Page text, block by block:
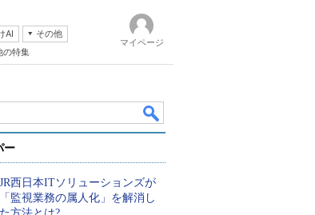
AI
その他
の特集
マイページ
ー
JR西日本ITソリューションズが
「監視業務の属人化」を解消し